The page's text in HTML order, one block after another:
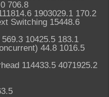
706.8
1903029.1 170.2
Switching 15448.6
10425.5 183.1
44.8 1016.5
114433.5 4071925.2